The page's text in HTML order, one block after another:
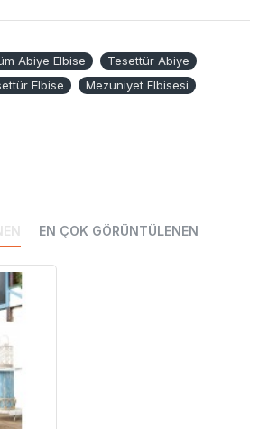
Abiye Elbise
Tesettür Abiye
Elbise Mezuniyet Elbisesi
EN ÇOK GÖRÜNTÜLENEN